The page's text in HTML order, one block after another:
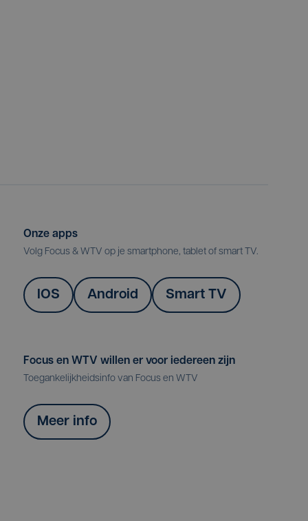
Onze apps
Volg Focus & WTV op je smartphone, tablet of smart TV.
IOS Android Smart TV
Focus en WTV willen er voor iedereen zijn
Toegankelijkheidsinfo van Focus en WTV
Meer info